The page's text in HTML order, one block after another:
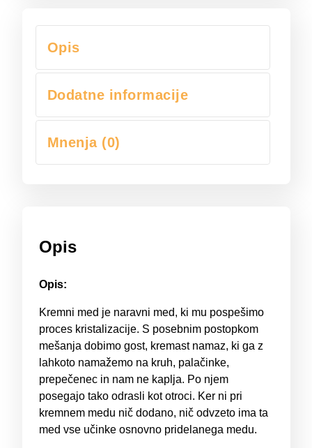
Opis
Dodatne informacije
Mnenja (0)
Opis
Opis:
Kremni med je naravni med, ki mu pospešimo
proces kristalizacije. S posebnim postopkom
mešanja dobimo gost, kremast namaz, ki ga z
lahkoto namažemo na kruh, palačinke,
prepečenec in nam ne kaplja. Po njem
posegajo tako odrasli kot otroci. Ker ni pri
kremnem medu nič dodano, nič odvzeto ima ta
med vse učinke osnovno pridelanega medu.